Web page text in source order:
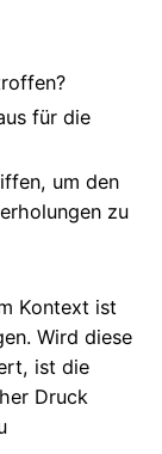
für die
um den
zu
Kontext ist
Wird diese
ist die
Druck